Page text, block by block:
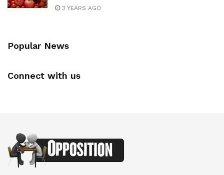
3 YEARS AGO
Popular News
Connect with us